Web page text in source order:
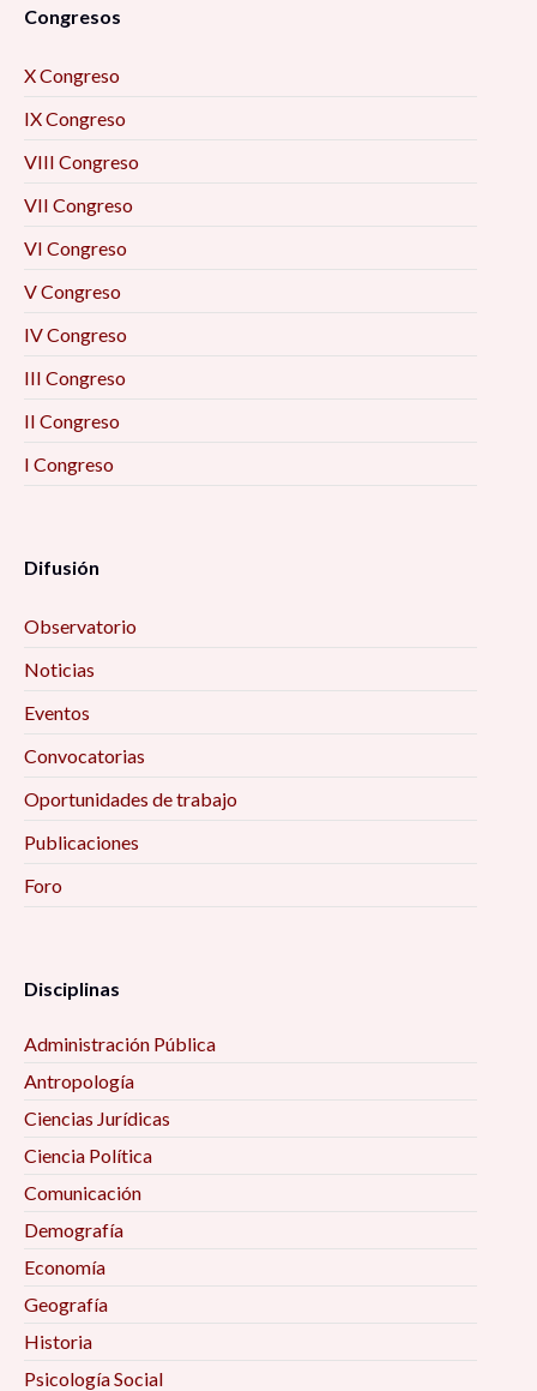
Congresos
X Congreso
IX Congreso
VIII Congreso
VII Congreso
VI Congreso
V Congreso
IV Congreso
III Congreso
II Congreso
I Congreso
Difusión
Observatorio
Noticias
Eventos
Convocatorias
Oportunidades de trabajo
Publicaciones
Foro
Disciplinas
Administración Pública
Antropología
Ciencias Jurídicas
Ciencia Política
Comunicación
Demografía
Economía
Geografía
Historia
Psicología Social